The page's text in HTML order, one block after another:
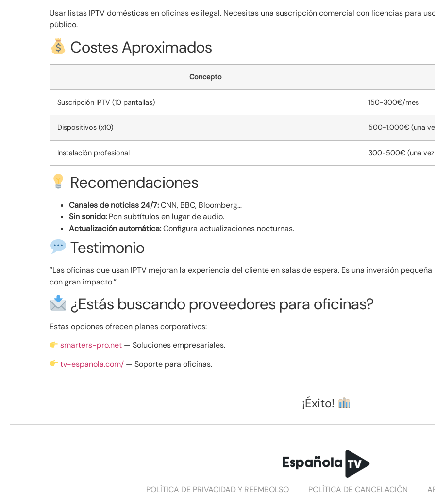
Usar listas IPTV domésticas en oficinas es ilegal. Necesitas una suscripción comercial con licencias para
público.
Costes Aproximados
Concepto
Suscripción IPTV (10 pantallas) 150-300€/mes
Dispositivos (x10) 500-1.000€ (una
Instalación profesional 300-500€ (una
Recomendaciones
Canales de noticias 24/7:CNN, BBC, Bloomberg…
Sin sonido: Pon subtítulos en lugar de audio.
Actualización automática:Configura actualizaciones nocturnas.
Testimonio
“Las oficinas que usan IPTV mejoran la experiencia del cliente en salas de espera. Es una inversión pequeña
con gran impacto.”
¿Estás buscando proveedores para oficinas?
Estas opciones ofrecen planes corporativos:
smarters-pro.net — Soluciones empresariales.
tv-espanola.com/ — Soporte para oficinas.
¡Éxito!
POLÍTICA DE PRIVACIDAD Y REEMBOLSO POLÍTICA DE CANCELACIÓN